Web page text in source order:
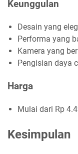
Keunggulan
Desain yang
Performa yang
Kamera yang
Pengisian daya
Harga
Mulai dari Rp
Kesimpulan